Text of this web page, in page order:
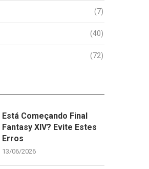
(7)
(40)
(72)
Está Começando Final
Fantasy XIV? Evite Estes
Erros
13/06/2026